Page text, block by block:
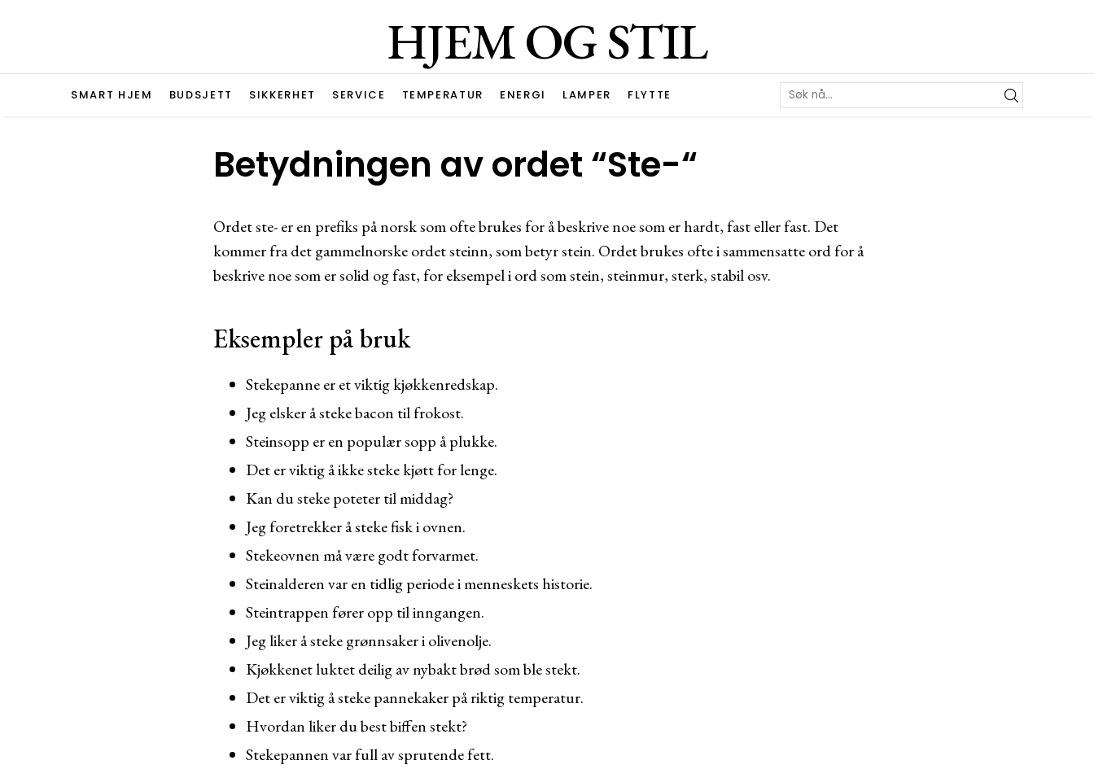
HJEM OG STIL
SMART HJEM BUDSJETT SIKKERHET SERVICE TEMPERATUR ENERGI LAMPER FLYTTE
Betydningen av ordet “Ste-“
Ordet ste- er en prefiks på norsk som ofte brukes for å beskrive noe som er hardt, fast eller fast. Det
kommer fra det gammelnorske ordet steinn, som betyr stein. Ordet brukes ofte i sammensatte ord for å
beskrive noe som er solid og fast, for eksempel i ord som stein, steinmur, sterk, stabil osv.
Eksempler på bruk
Stekepanne er et viktig kjøkkenredskap.
Jeg elsker å steke bacon til frokost.
Steinsopp er en populær sopp å plukke.
Det er viktig å ikke steke kjøtt for lenge.
Kan du steke poteter til middag?
Jeg foretrekker å steke fisk i ovnen.
Stekeovnen må være godt forvarmet.
Steinalderen var en tidlig periode i menneskets historie.
Steintrappen fører opp til inngangen.
Jeg liker å steke grønnsaker i olivenolje.
Kjøkkenet luktet deilig av nybakt brød som ble stekt.
Det er viktig å steke pannekaker på riktig temperatur.
Hvordan liker du best biffen stekt?
Stekepannen var full av sprutende fett.